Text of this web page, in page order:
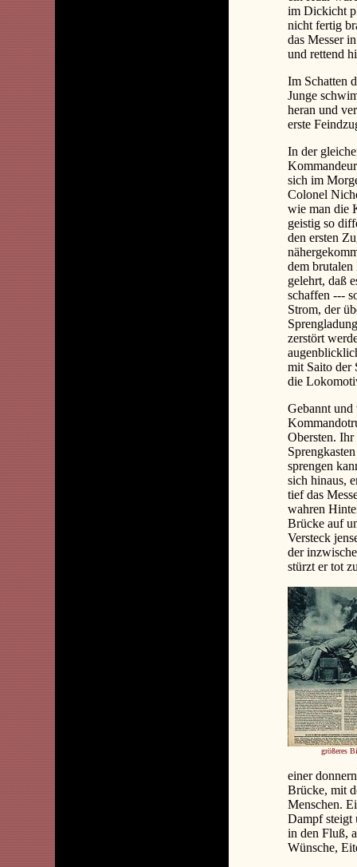
im Dickicht
nicht fertig
das Messer
und rettend
Im Schatten
Junge
heran und
erste
In der
sich im
Colonel
wie man die
geistig so
den ersten
dem
gelehrt, daß
schaffen ---
Strom, der
zerstört
mit Saito der
die
Gebannt
Obersten.
sprengen
sich hinaus,
tief das
wahren
Brücke auf
Versteck
der
stürzt er tot
größeres
einer
Brücke, mit
Menschen.
Dampf steigt
in den Fluß,
Wünsche,